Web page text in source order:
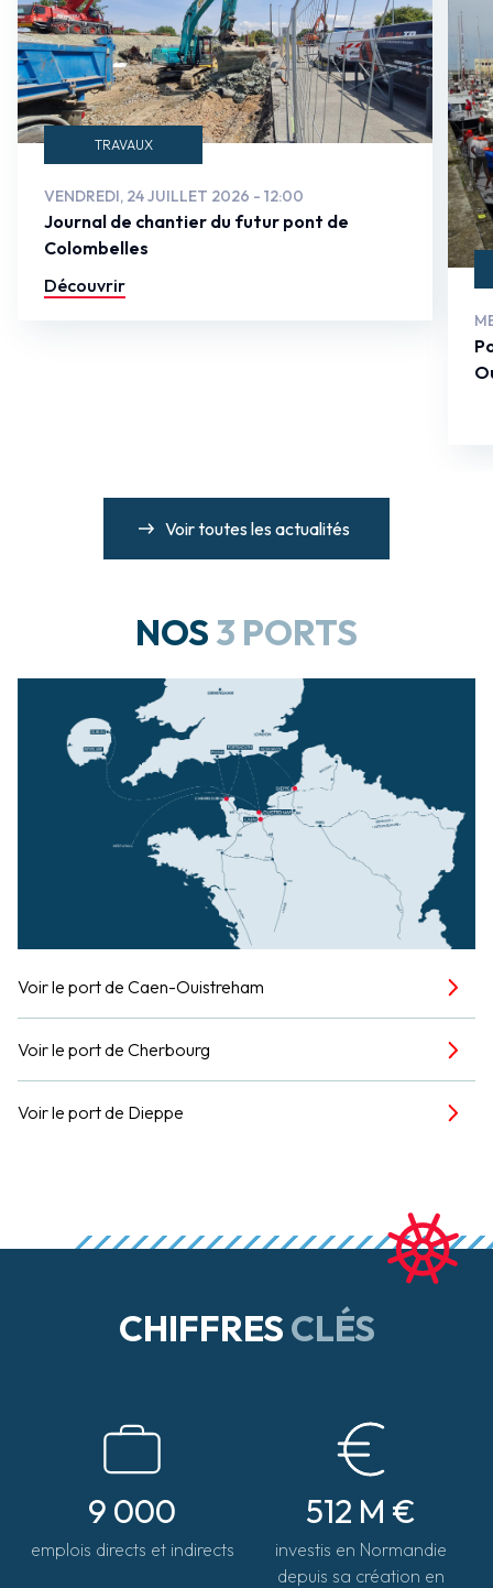
TRAVAUX
VENDREDI, 24 JUILLET 2026 - 12:00
Journal de chantier du futur pont de
Colombelles
Découvrir
Voir toutes les actualités
NOS 3 PORTS
Voir le port de Caen-Ouistreham
Voir le port de Cherbourg
Voir le port de Dieppe
CHIFFRES CLÉS
9 000
emplois directs et indirects
512 M €
investis en Normandie
depuis sa création en